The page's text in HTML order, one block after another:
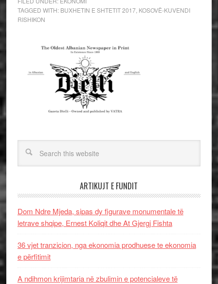
TAGGED WITH: BUXHETIN E SHTETIT 2017, KOSOVË-KUVENDI
RISHIKON
ARTIKUJT E FUNDIT
Dom Ndre Mjeda, sipas dy figurave monumentale të
letrave shqipe, Ernest Koliqit dhe At Gjergj Fishta
36 vjet tranzicion, nga ekonomia prodhuese te ekonomia
e përfitimit
A ndihmon krijimtaria në zbulimin e potencialeve të